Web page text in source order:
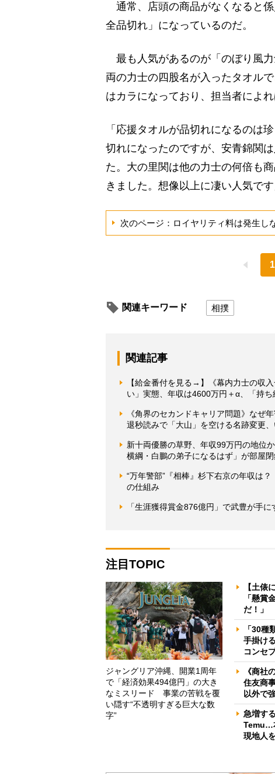
通常、店頭の商品がなくなると
全品切れ」になっているのだ。
最も人気があるのが「のぼり風
両の力士の四股名が入ったタオル
はカラになっており、担当者によ
「応援タオルが品切れになるのは
切れになったのですが、安青錦関
た。大の里関は他の力士の何倍も
きました。想像以上に凄い人気です
次のページ：ロイヤリティ料は発生し
1
関連キーワード 相撲
関連記事
【給金番付を見る→】《幕内力士の収
い」実態、年収は4600万円＋α、「持
《角界のセカンドキャリア問題》なぜ
退秒読みで「大山」を空ける名跡変更
新十両優勝の草野、年収99万円の地位
横綱・白鵬の弟子になるはず」が部屋
“万年警部”『相棒』杉下右京の年収は
の仕組み
「生涯獲得賞金876億円」で武豊が手
注目TOPIC
ジャングリア沖縄、開業1周年
で「経済効果494億円」の大き
なミスリード 事業の苦戦を覆
い隠す“不透明すぎる巨大な数
字”
【土俵
「懸賞
だ！」
「30
手掛け
コンセ
《商社
住友商
以外で
急増す
Temu…
現地人